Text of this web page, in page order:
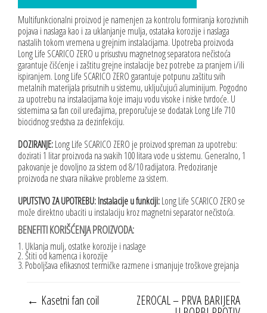
Multifunkcionalni proizvod je namenjen za kontrolu formiranja korozivnih
pojava i naslaga kao i za uklanjanje mulja, ostataka korozije i naslaga
nastalih tokom vremena u grejnim instalacijama. Upotreba proizvoda
Long Life SCARICO ZERO u prisustvu magnetnog separatora nečistoća
garantuje čišćenje i zaštitu grejne instalacije bez potrebe za pranjem i/ili
ispiranjem. Long Life SCARICO ZERO garantuje potpunu zaštitu svih
metalnih materijala prisutnih u sistemu, uključujući aluminijum. Pogodno
za upotrebu na instalacijama koje imaju vodu visoke i niske tvrdoće. U
sistemima sa fan coil uređajima, preporučuje se dodatak Long Life 710
biocidnog sredstva za dezinfekciju.
DOZIRANJE:Long Life SCARICO ZERO je proizvod spreman za upotrebu:
dozirati 1 litar proizvoda na svakih 100 litara vode u sistemu. Generalno, 1
pakovanje je dovoljno za sistem od 8/10 radijatora. Predoziranje
proizvoda ne stvara nikakve probleme za sistem.
UPUTSTVO ZA UPOTREBU: Instalacije u funkciji:Long Life SCARICO ZERO se
može direktno ubaciti u instalaciju kroz magnetni separator nečistoća.
BENEFITI KORIŠĆENJA PROIZVODA:
1. Uklanja mulj, ostatke korozije i naslage
2. Štiti od kamenca i korozije
3. Poboljšava efikasnost termičke razmene i smanjuje troškove grejanja
← Kasetni fan coil ZEROCAL – PRVA BARIJERA